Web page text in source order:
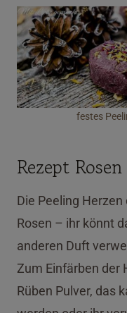
festes
Rezept
Die Peeling
Rosen – ihr könnt
anderen Duft
Zum Einfärben der
Rüben Pulver, das